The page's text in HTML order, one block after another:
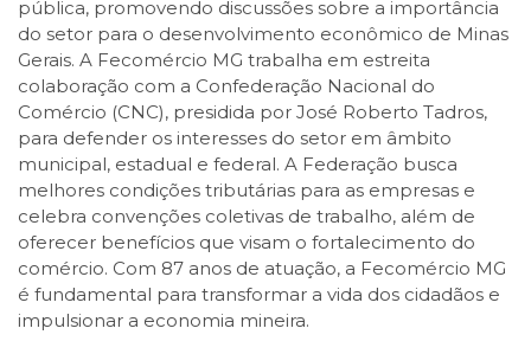
pública, promovendo discussões sobre a importância
do setor para o desenvolvimento econômico de Minas
Gerais. A Fecomércio MG trabalha em estreita
colaboração com a Confederação Nacional do
Comércio (CNC), presidida por José Roberto Tadros,
para defender os interesses do setor em âmbito
municipal, estadual e federal. A Federação busca
melhores condições tributárias para as empresas e
celebra convenções coletivas de trabalho, além de
oferecer benefícios que visam o fortalecimento do
comércio. Com 87 anos de atuação, a Fecomércio MG
é fundamental para transformar a vida dos cidadãos e
impulsionar a economia mineira.